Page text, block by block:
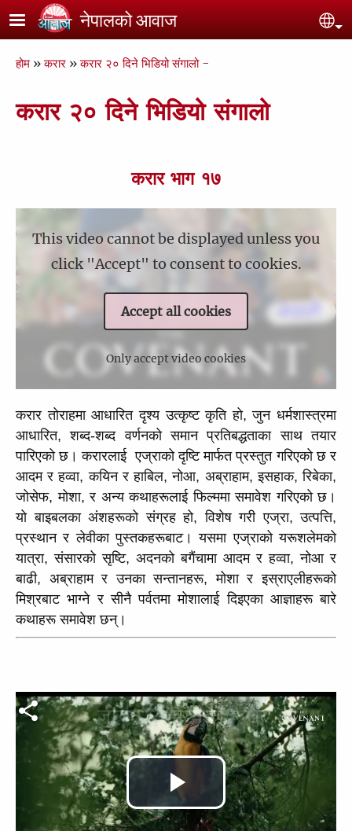
Skip to main content
नेपालको आवाज
Breadcrumb
होम करार करार २० दिने भिडियो संगालो -
करार २० दिने भिडियो संगालो
This video cannot be displayed unless you
click "Accept" to consent to cookies.
Accept all cookies
Only accept video cookies
करार भाग १७
करार तोराहमा आधारित दृश्य उत्कृष्ट कृति हो, जुन धर्मशास्त्रमा
आधारित, शब्द-शब्द वर्णनको समान प्रतिबद्धताका साथ तयार
पारिएको छ। करारलाई  एज्राको दृष्टि मार्फत प्रस्तुत गरिएको छ र
आदम र हव्वा, कयिन र हाबिल, नोआ, अब्राहाम, इसहाक, रिबेका,
जोसेफ, मोशा, र अन्य कथाहरूलाई फिल्ममा समावेश गरिएको छ।
यो बाइबलका अंशहरूको संग्रह हो, विशेष गरी एज्रा, उत्पत्ति,
प्रस्थान र लेवीका पुस्तकहरूबाट। यसमा एज्राको यरूशलेमको
यात्रा, संसारको सृष्टि, अदनको बगैंचामा आदम र हव्वा, नोआ र
बाढी, अब्राहाम र उनका सन्तानहरू, मोशा र इस्राएलीहरूको
मिश्रबाट भाग्ने र सीनै पर्वतमा मोशालाई दिइएका आज्ञाहरू बारे
कथाहरू समावेश छन्।
Play